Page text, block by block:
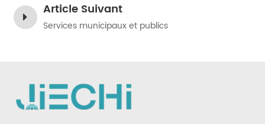
Article Suivant
Services municipaux et publics